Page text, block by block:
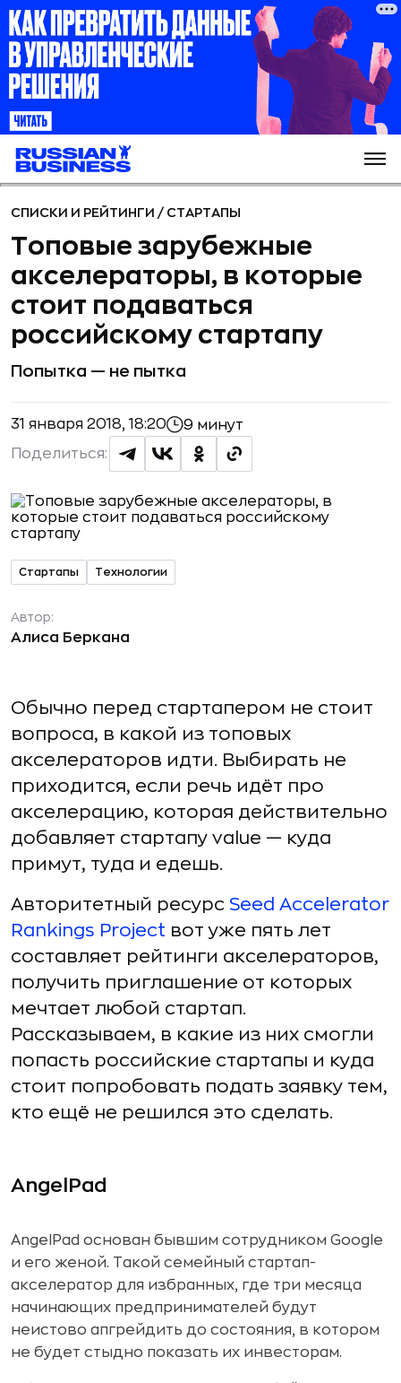
СПИСКИ И РЕЙТИНГИ / СТАРТАПЫ
Топовые зарубежные
акселераторы, в которые
стоит подаваться
российскому стартапу
Попытка — не пытка
31 января 2018, 18:20 9 минут
Поделиться:
Стартапы Технологии
Автор:
Алиса Беркана
Обычно перед стартапером не стоит
вопроса, в какой из топовых
акселераторов идти. Выбирать не
приходится, если речь идёт про
акселерацию, которая действительно
добавляет стартапу value — куда
примут, туда и едешь.
Авторитетный ресурс Seed Accelerator
Rankings Project вот уже пять лет
составляет рейтинги акселераторов,
получить приглашение от которых
мечтает любой стартап.
Рассказываем, в какие из них смогли
попасть российские стартапы и куда
стоит попробовать подать заявку тем,
кто ещё не решился это сделать.
AngelPad
AngelPad основан бывшим сотрудником Google
и его женой. Такой семейный стартап-
акселератор для избранных, где три месяца
начинающих предпринимателей будут
неистово апгрейдить до состояния, в котором
не будет стыдно показать их инвесторам.